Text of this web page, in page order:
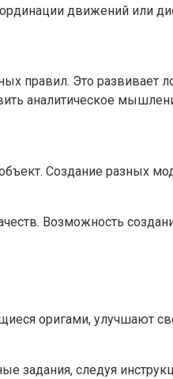
движений или
правил. Это развивает
аналитическое
Создание разных
Возможность
оригами, улучшают
задания, следуя